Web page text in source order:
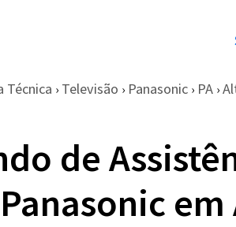
Técnica › Televisão › Panasonic › PA ›
de